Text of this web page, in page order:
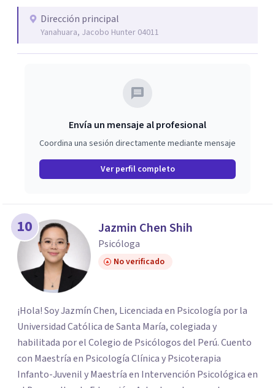
Dirección principal
Yanahuara, Jacobo Hunter 04011
Envía un mensaje al profesional
Coordina una sesión directamente mediante mensaje
Ver perfil completo
10 Jazmin Chen Shih
Psicóloga
No verificado
¡Hola! Soy Jazmín Chen, Licenciada en Psicología por la
Universidad Católica de Santa María, colegiada y
habilitada por el Colegio de Psicólogos del Perú. Cuento
con Maestría en Psicología Clínica y Psicoterapia
Infanto-Juvenil y Maestría en Intervención Psicológica en